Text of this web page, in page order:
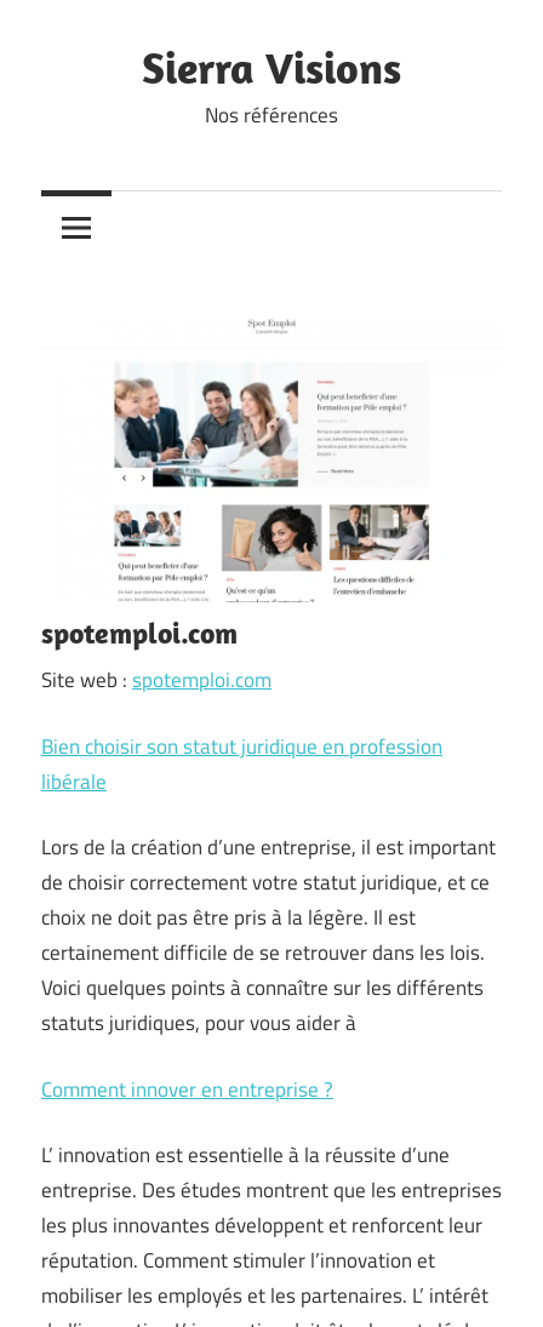
Sierra Visions
Nos références
spotemploi.com
Site web :spotemploi.com
Bien choisir son statut juridique en profession
libérale
Lors de la création d’une entreprise, il est important
de choisir correctement votre statut juridique, et ce
choix ne doit pas être pris à la légère. Il est
certainement difficile de se retrouver dans les lois.
Voici quelques points à connaître sur les différents
statuts juridiques, pour vous aider à
Comment innover en entreprise ?
L’ innovation est essentielle à la réussite d’une
entreprise. Des études montrent que les entreprises
les plus innovantes développent et renforcent leur
réputation. Comment stimuler l’innovation et
mobiliser les employés et les partenaires. L’ intérêt